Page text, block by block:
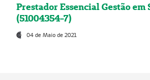
Prestador Essencial Gestão em
(51004354-7)
04 de Maio de 2021